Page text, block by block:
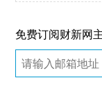
免费订阅财新网